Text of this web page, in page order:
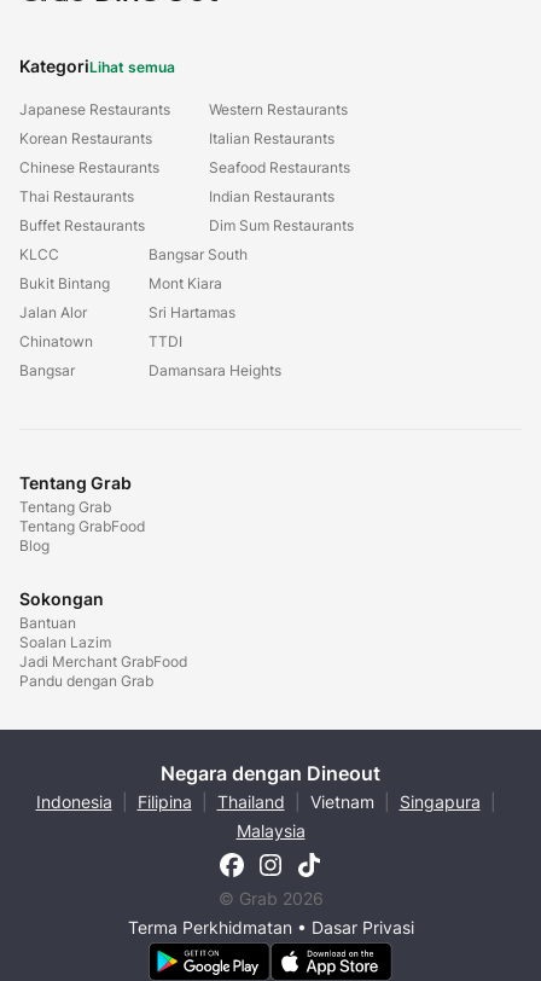
KategoriLihat semua
Japanese Restaurants
Korean Restaurants
Chinese Restaurants
Thai Restaurants
Buffet Restaurants
Western Restaurants
Italian Restaurants
Seafood Restaurants
Indian Restaurants
Dim Sum Restaurants
KLCC
Bukit Bintang
Jalan Alor
Chinatown
Bangsar
Bangsar South
Mont Kiara
Sri Hartamas
TTDI
Damansara Heights
Tentang Grab
Tentang Grab
Tentang GrabFood
Blog
Sokongan
Bantuan
Soalan Lazim
Jadi Merchant GrabFood
Pandu dengan Grab
Negara dengan Dineout
Indonesia Filipina Thailand Vietnam Singapura
Malaysia
© Grab 2026
Terma Perkhidmatan• Dasar Privasi